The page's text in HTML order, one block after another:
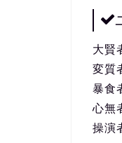
大賢
変質
暴食
心無
操演